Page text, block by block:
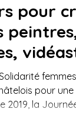
pour
de
pour
2019, la